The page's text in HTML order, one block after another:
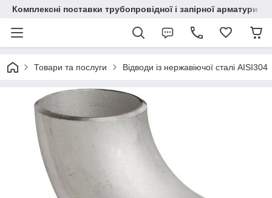
Комплексні поставки трубопровідної і запірної арматури
Товари та послуги Відводи із нержавіючої сталі AISI304